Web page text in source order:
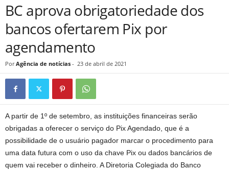
BC aprova obrigatoriedade dos
bancos ofertarem Pix por
agendamento
Por Agência de notícias - 23 de abril de 2021
A partir de 1º de setembro, as instituições financeiras serão
obrigadas a oferecer o serviço do Pix Agendado, que é a
possibilidade de o usuário pagador marcar o procedimento para
uma data futura com o uso da chave Pix ou dados bancários de
quem vai receber o dinheiro. A Diretoria Colegiada do Banco